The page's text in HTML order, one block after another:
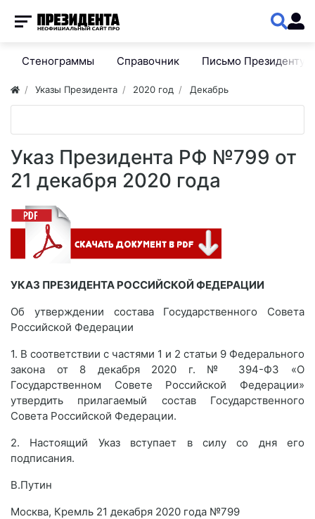
Стенограммы Справочник Письмо Президенту
Указы Президента 2020 год Декабрь
Указ Президента РФ №799 от
21 декабря 2020 года
УКАЗ ПРЕЗИДЕНТА РОССИЙСКОЙ ФЕДЕРАЦИИ
Об утверждении состава Государственного Совета
Российской Федерации
1. В соответствии с частями 1 и 2 статьи 9 Федерального
закона от 8 декабря 2020 г. № 394-ФЗ «О
Государственном Совете Российской Федерации»
утвердить прилагаемый состав Государственного
Совета Российской Федерации.
2. Настоящий Указ вступает в силу со дня его
подписания.
В.Путин
Москва, Кремль 21 декабря 2020 года №799